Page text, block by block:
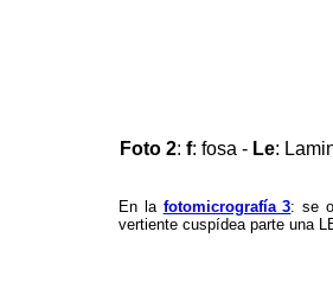
Foto 2: f: fosa - Le:
En la fotomicrografía 3: se
vertiente cuspídea parte una